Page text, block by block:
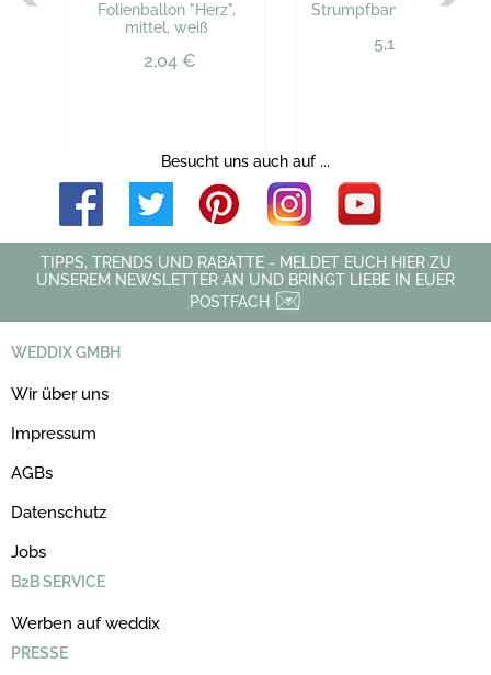
Folienballon "Herz",
mittel, weiß
2,04 €
Strumpfband "Glamour"
5,18 €
Besucht uns auch auf ...
TIPPS, TRENDS UND RABATTE - MELDET EUCH HIER ZU
UNSEREM NEWSLETTER AN UND BRINGT LIEBE IN EUER
POSTFACH
WEDDIX GMBH
Wir über uns
Impressum
AGBs
Datenschutz
Jobs
B2B SERVICE
Werben auf weddix
PRESSE